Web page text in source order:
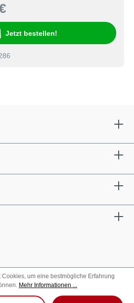
Jetzt bestellen!
um eine bestmögliche Erfahrung
Mehr Informationen ...